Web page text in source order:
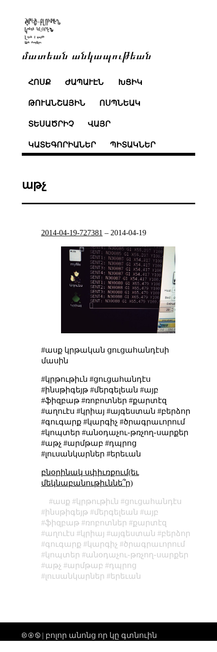
մատեան անկապութեան
ՀՈՍՔ ԺԱՊԱՒԷՆ ԽՑԻԿ
ԹՈՒԱՆՇԱՅԻՆ ՈՍՊՆԵԱԿ
ՏԵՍԱԾՐԻՉ ՎԱՅՐ
ԿԱՏԵԳՈՐԻԱՆԵՐ ՊԻՏԱԿՆԵՐ
աթչ
2014-04-19-727381 – 2014-04-19
#ասք կրթական ցուցահանդէսի
մասին
#կրթութիւն #ցուցահանդէս
#ինսթիգեյթ #մերգելեան #այբ
#ֆիզբաթ #ռոբոտներ #քարտէզ
#աղուէս #կրիայ #այգեստան #բերձոր
#գուգարք #կարգիչ #ծրագրաւորում
#կոպտեր #անօդաչու֊թռչող֊սարքեր
#աթչ #արմթաբ #դպրոց
#լուսանկարներ #երեւան
բնօրինակ սփիւռքում(եւ
մեկնաբանութիւննե՞ր)
ասք կրթութիւն
ցուցահանդէս
ինսթիգեյթ
մերգելեան
այբ
ֆիզբաթ
ռոբոտներ
քարտէզ
աղուէս
կրիայ այգեստան
բերձոր
գուգարք
կարգիչ
ծրագրաւորում
կոպտեր
անօդաչու֊թռչող֊սարքեր
աթչ
արմթաբ
դպրոց
լուսանկարներ
երեւան
🅭 🅯 🄏 | բոլոր անոնց որ կը գտնուին